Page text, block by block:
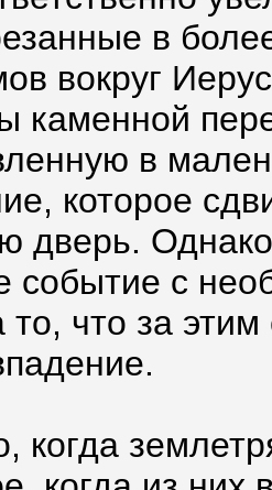
в
вокруг
каменной
в
которое
дверь.
событие с
что за
когда